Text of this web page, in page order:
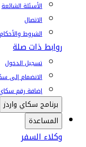
الأسئلة الشائعة
الاتصال
الشروط والأحكام
روابط ذات صلة
تسجيل الدخول
الانضمام إلى
إضافة رقم
برنامج سكاي واردز
المساعدة
وكلاء السفر